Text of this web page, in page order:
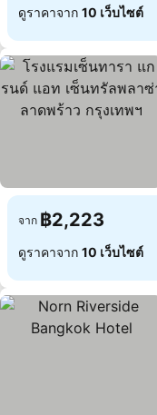
ดูราคาจาก 10 เว็บไซต์
จาก ฿2,223
ดูราคาจาก 10 เว็บไซต์